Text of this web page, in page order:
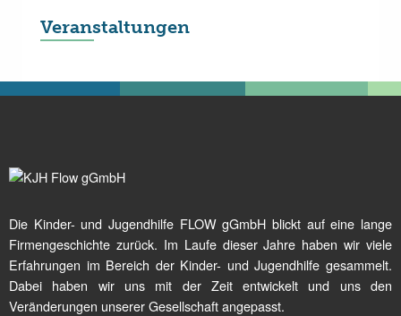
Veranstaltungen
Die Kinder- und Jugendhilfe FLOW gGmbH blickt auf eine lange
Firmengeschichte zurück. Im Laufe dieser Jahre haben wir viele
Erfahrungen im Bereich der Kinder- und Jugendhilfe gesammelt.
Dabei haben wir uns mit der Zeit entwickelt und uns den
Veränderungen unserer Gesellschaft angepasst.